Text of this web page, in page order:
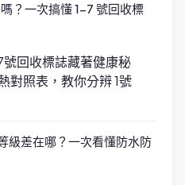
？一次搞懂 1-7 號回收標
回收標誌藏著健康秘
對照表，教你分辨 1號
級差在哪？一次看懂防水防